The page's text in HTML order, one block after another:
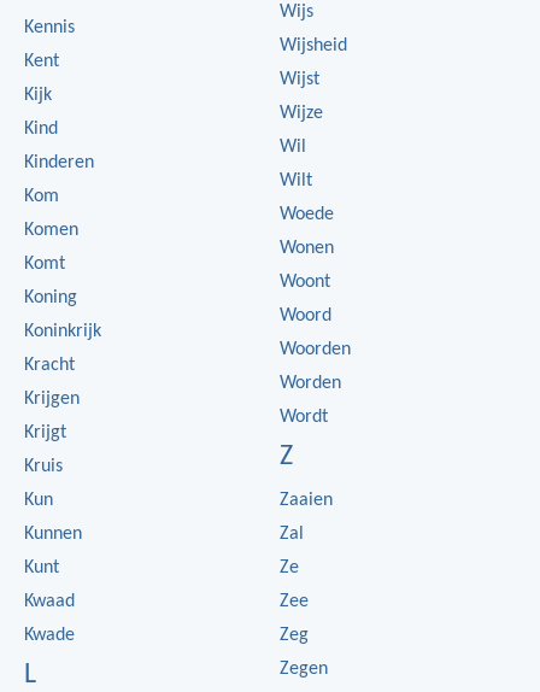
Kennis
Kent
Kijk
Kind
Kinderen
Kom
Komen
Komt
Koning
Koninkrijk
Kracht
Krijgen
Krijgt
Kruis
Kun
Kunnen
Kunt
Kwaad
Kwade
L
Wijs
Wijsheid
Wijst
Wijze
Wil
Wilt
Woede
Wonen
Woont
Woord
Woorden
Worden
Wordt
Z
Zaaien
Zal
Ze
Zee
Zeg
Zegen